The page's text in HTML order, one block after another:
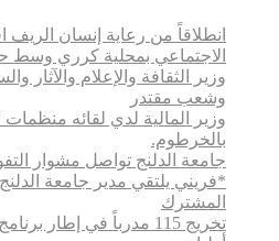
انطلاقاً من رعاية إنسان الريف
الاجتماعي بمحلية كرري
وزير الثقافة والإعلام
وشعب مقتدر
وزير المالية لدي لقائه منظمات
بالخرطوم.
جامعة الدلنج تواصل مشوار
*فريني يلتقي مدير جامعة
المشترك
تخريج 115 مدرباً في إطار